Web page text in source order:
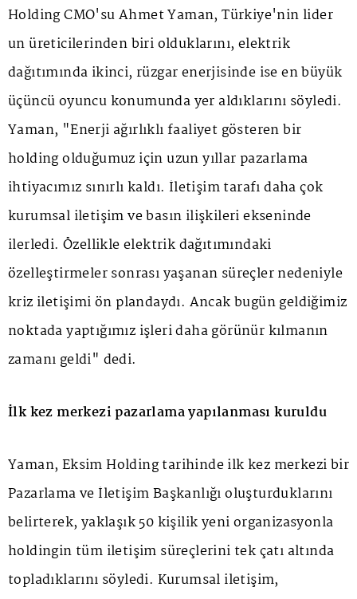
Holding CMO'su Ahmet Yaman, Türkiye'nin lider
un üreticilerinden biri olduklarını, elektrik
dağıtımında ikinci, rüzgar enerjisinde ise en büyük
üçüncü oyuncu konumunda yer aldıklarını söyledi.
Yaman, "Enerji ağırlıklı faaliyet gösteren bir
holding olduğumuz için uzun yıllar pazarlama
ihtiyacımız sınırlı kaldı. İletişim tarafı daha çok
kurumsal iletişim ve basın ilişkileri ekseninde
ilerledi. Özellikle elektrik dağıtımındaki
özelleştirmeler sonrası yaşanan süreçler nedeniyle
kriz iletişimi ön plandaydı. Ancak bugün geldiğimiz
noktada yaptığımız işleri daha görünür kılmanın
zamanı geldi" dedi.
İlk kez merkezi pazarlama yapılanması kuruldu
Yaman, Eksim Holding tarihinde ilk kez merkezi bir
Pazarlama ve İletişim Başkanlığı oluşturduklarını
belirterek, yaklaşık 50 kişilik yeni organizasyonla
holdingin tüm iletişim süreçlerini tek çatı altında
topladıklarını söyledi. Kurumsal iletişim,